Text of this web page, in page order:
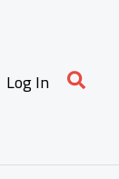
Log In